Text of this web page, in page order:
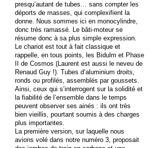
presqu’autant de tubes… sans compter les
déports de masses, qui complexifient la
donne. Nous sommes ici en monocylindre,
donc très ramassé. Le bâti-moteur se
résume donc à sa plus simple expression.
Le chariot est tout à fait classique et
rappelle, en tous points, les Bidulm et Phase
II de Cosmos (Laurent est aussi le neveu de
Renaud Guy !). Tubes d’aluminium droits,
ronds ou profilés, assemblés par goussets.
Ainsi, ceux qui s’interrogent sur la solidité et
la fiabilité de l’ensemble dans le temps
peuvent observer ses ainés : ils ont très
bien vieillis, pourtant soumis à des charges
plus importantes.
La première version, sur laquelle nous
avions volé dans notre numéro 3, proposait